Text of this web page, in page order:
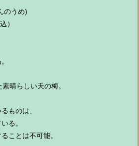
のうめ)
）
晴らしい天の梅。
ものは、
る。
ことは不可能。